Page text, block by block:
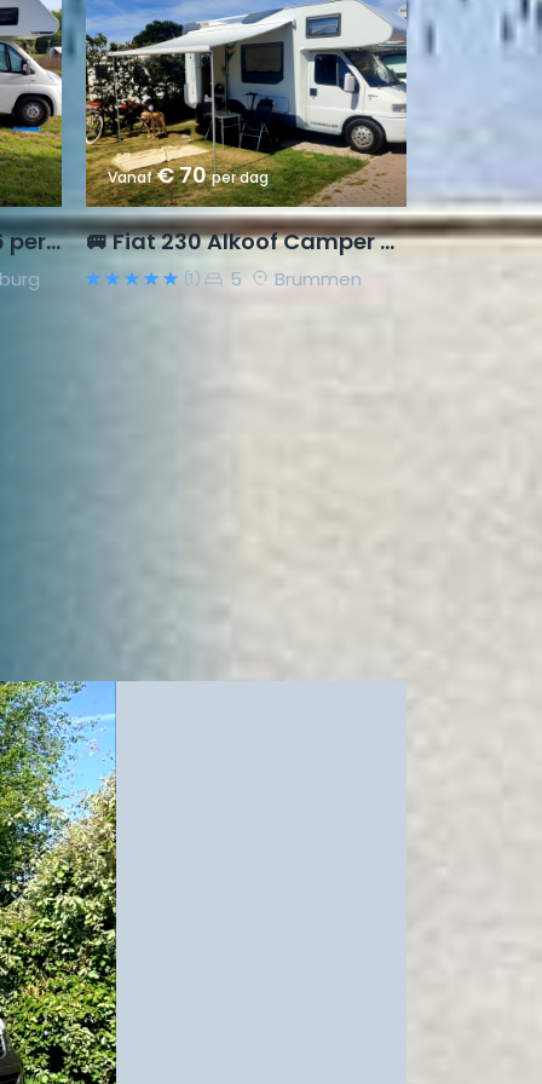
Hobby Alkoof uit 2016, 6 pers., Fiat Ducato
Vanaf€ 70per dag
🚐 Fiat 230 Alkoof Camper – Vrijheid op wielen
(1) 5 Brummen